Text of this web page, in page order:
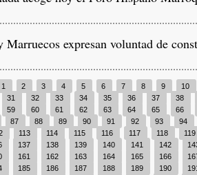
Marruecos expresan voluntad de
1 2 3 4 5 6 7 8 9 10
31 32 33 34 35 36 37 38
59 60 61 62 63 64 65 66
87 88 89 90 91 92 93 94
113 114 115 116 117 118 119
137 138 139 140 141 142
161 162 163 164 165 166
185 186 187 188 189 190